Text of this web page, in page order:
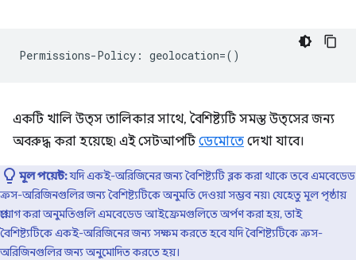
একটি খালি উত্স তালিকার সাথে, বৈশিষ্ট্যটি সমস্ত উত্সের জন্য
অবরুদ্ধ করা হয়েছে৷ এই সেটআপটিডেমোতে দেখা যাবে।
মূল পয়েন্ট:যদি একই-অরিজিনের জন্য বৈশিষ্ট্যটি ব্লক করা থাকে তবে এমবেডেড
ক্রস-অরিজিনগুলির জন্য বৈশিষ্ট্যটিকে অনুমতি দেওয়া সম্ভব নয়৷ যেহেতু মূল পৃষ্ঠায়
প্রয়োগ করা অনুমতিগুলি এমবেডেড আইফ্রেমগুলিতে অর্পণ করা হয়, তাই
বৈশিষ্ট্যটিকে একই-অরিজিনের জন্য সক্ষম করতে হবে যদি বৈশিষ্ট্যটিকে ক্রস-
অরিজিনগুলির জন্য অনুমোদিত করতে হয়।